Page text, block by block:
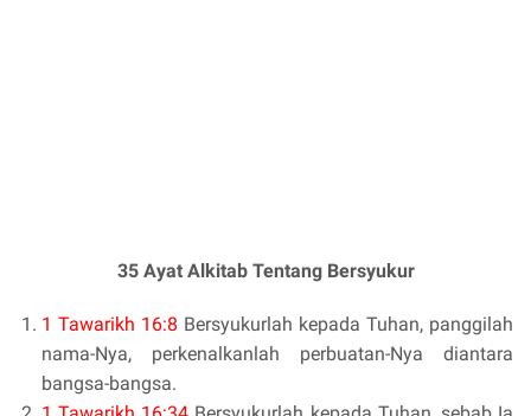
35 Ayat Alkitab Tentang Bersyukur
1 Tawarikh 16:8 Bersyukurlah kepada Tuhan, panggilah
nama-Nya, perkenalkanlah perbuatan-Nya diantara
bangsa-bangsa.